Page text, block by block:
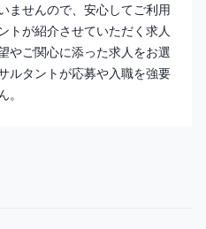
ませんので、安心してご利用
トが紹介させていただく求人
やご関心に添った求人をお選
ルタントが応募や入職を強要